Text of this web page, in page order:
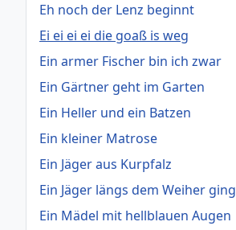
Eh noch der Lenz beginnt
Ei ei ei ei die goaß is weg
Ein armer Fischer bin ich zwar
Ein Gärtner geht im Garten
Ein Heller und ein Batzen
Ein kleiner Matrose
Ein Jäger aus Kurpfalz
Ein Jäger längs dem Weiher ging
Ein Mädel mit hellblauen Augen